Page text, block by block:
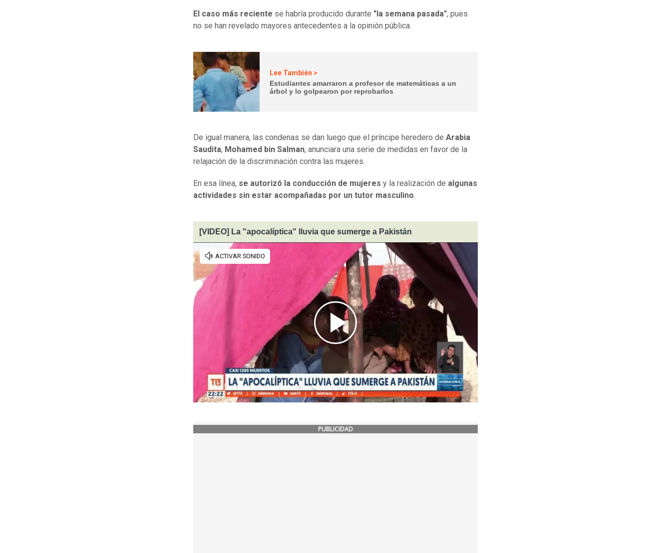
El caso más reciente se habría producido durante "la semana pasada", pues
no se han revelado mayores antecedentes a la opinión pública.
Lee También >
Estudiantes amarraron a profesor de matemáticas a un
árbol y lo golpearon por reprobarlos
De igual manera, las condenas se dan luego que el príncipe heredero de Arabia
Saudita, Mohamed bin Salman, anunciara una serie de medidas en favor de la
relajación de la discriminación contra las mujeres.
En esa línea, se autorizó la conducción de mujeres y la realización de algunas
actividades sin estar acompañadas por un tutor masculino.
[VIDEO] La "apocalíptica" lluvia que sumerge a Pakistán
PUBLICIDAD